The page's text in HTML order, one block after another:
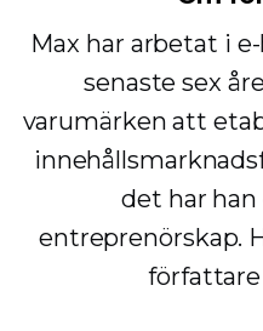
Max har arbetat i
senaste sex
varumärken att
det har
entreprenörskap.